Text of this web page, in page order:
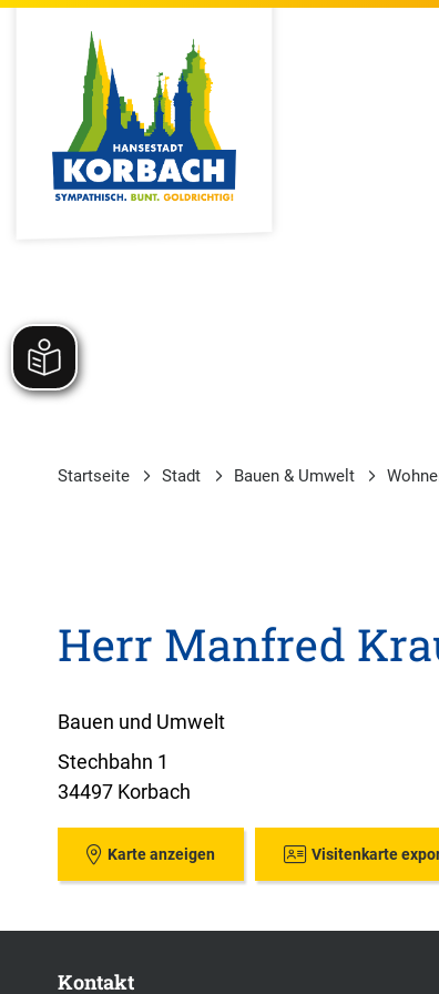
Startseite Stadt Bauen & Umwelt
Herr Manfred
Bauen und Umwelt
Stechbahn 1
34497 Korbach
Karte anzeigen Visitenkarte
Kontakt